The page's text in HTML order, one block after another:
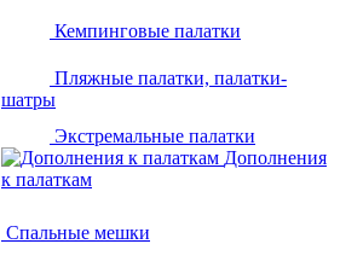
Кемпинговые палатки
Пляжные палатки, палатки-
шатры
Экстремальные палатки
Дополнения
к палаткам
Спальные мешки